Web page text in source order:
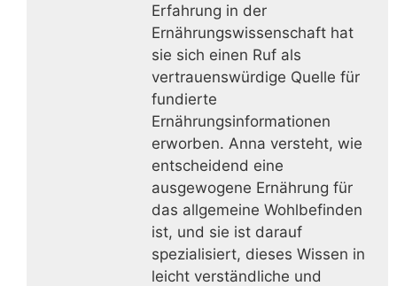
Erfahrung in der
Ernährungswissenschaft hat
sie sich einen Ruf als
vertrauenswürdige Quelle für
fundierte
Ernährungsinformationen
erworben. Anna versteht, wie
entscheidend eine
ausgewogene Ernährung für
das allgemeine Wohlbefinden
ist, und sie ist darauf
spezialisiert, dieses Wissen in
leicht verständliche und